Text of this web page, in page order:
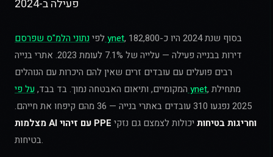
פעילה ב-2024
לפינתוני הלמ"ס שפרסם ynet, בסוף שנת 2024 היו כ-182,800
דירות בבנייה פעילה — עלייה של 7.1% לעומת 2023. אתרי בנייה
רבים פועלים עם עובדים זרים שאין להם היכרות עם הנוהלים
המקומיים, ותיאום האבטחה נמוך. בד בבד, על פי ynet, מתחילת
2025 נפגעו 310 עובדים באתרי בנייה — 36 מהם קיפחו את חייהם.
מצלמות AI עם זיהוי PPE וחריגות בטיחות יכולות לצמצם גם נזקי
בטיחות.